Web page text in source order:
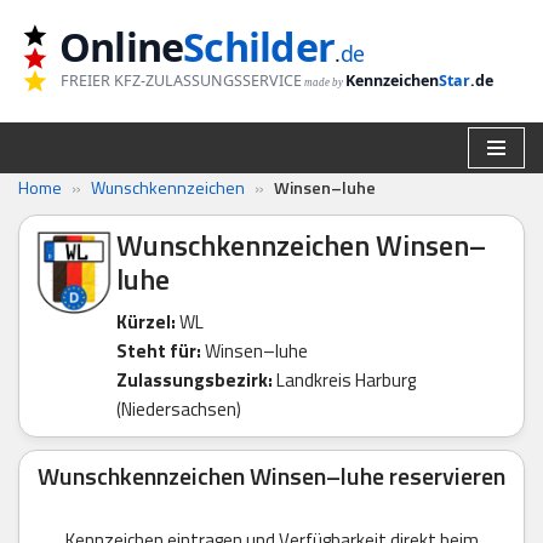
Zum
Inhalt
springen
OnlineSchilder.de
FREIER KFZ-ZULASSUNGSSERVICE made by KennzeichenStar.de
Home » Wunschkennzeichen » Winsen–luhe
Wunschkennzeichen Winsen–
luhe
Kürzel:WL
Steht für:Winsen–luhe
Zulassungsbezirk:Landkreis Harburg
(Niedersachsen)
Wunschkennzeichen Winsen–luhe reservieren